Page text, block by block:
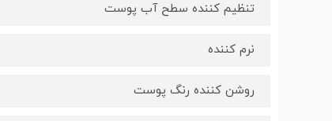
تنظیم کننده سطح آب پوست
نرم کننده
روشن کننده رنگ پوست